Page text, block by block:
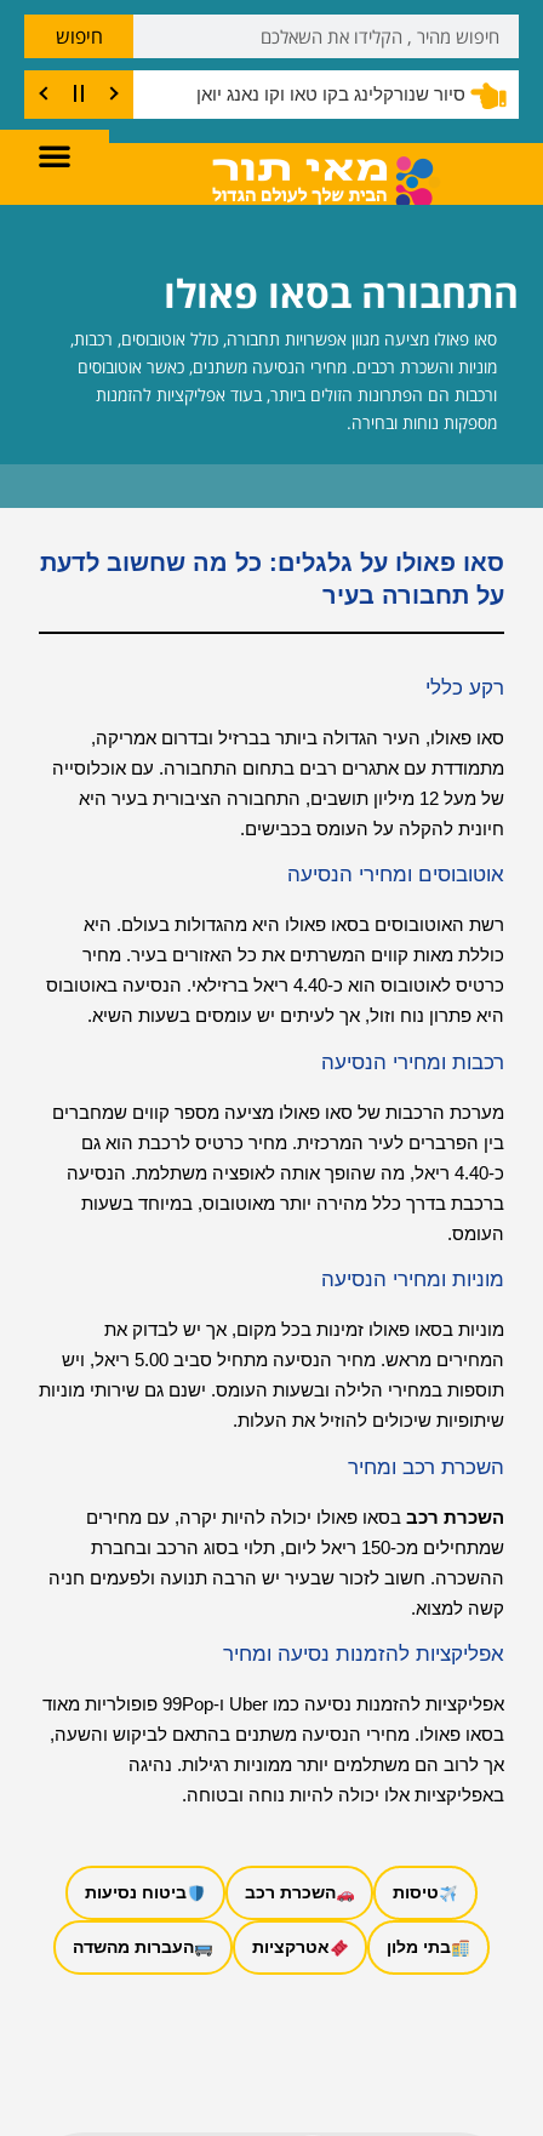
סיור שנורקלינג בקו טאו וקו נאנג יואן
חיפוש
התחבורה בסאו פאולו
סאו פאולו מציעה מגוון אפשרויות תחבורה, כולל אוטובוסים, רכבות,
מוניות והשכרת רכבים. מחירי הנסיעה משתנים, כאשר אוטובוסים
ורכבות הם הפתרונות הזולים ביותר, בעוד אפליקציות להזמנות
מספקות נוחות ובחירה.
סאו פאולו על גלגלים: כל מה שחשוב לדעת
על תחבורה בעיר
רקע כללי
סאו פאולו, העיר הגדולה ביותר בברזיל ובדרום אמריקה,
מתמודדת עם אתגרים רבים בתחום התחבורה. עם אוכלוסייה
של מעל 12 מיליון תושבים, התחבורה הציבורית בעיר היא
חיונית להקלה על העומס בכבישים.
אוטובוסים ומחירי הנסיעה
רשת האוטובוסים בסאו פאולו היא מהגדולות בעולם. היא
כוללת מאות קווים המשרתים את כל האזורים בעיר. מחיר
כרטיס לאוטובוס הוא כ-4.40 ריאל ברזילאי. הנסיעה באוטובוס
היא פתרון נוח וזול, אך לעיתים יש עומסים בשעות השיא.
רכבות ומחירי הנסיעה
מערכת הרכבות של סאו פאולו מציעה מספר קווים שמחברים
בין הפרברים לעיר המרכזית. מחיר כרטיס לרכבת הוא גם
כ-4.40 ריאל, מה שהופך אותה לאופציה משתלמת. הנסיעה
ברכבת בדרך כלל מהירה יותר מאוטובוס, במיוחד בשעות
העומס.
מוניות ומחירי הנסיעה
מוניות בסאו פאולו זמינות בכל מקום, אך יש לבדוק את
המחירים מראש. מחיר הנסיעה מתחיל סביב 5.00 ריאל, ויש
תוספות במחירי הלילה ובשעות העומס. ישנם גם שירותי מוניות
שיתופיות שיכולים להוזיל את העלות.
השכרת רכב ומחיר
השכרת רכב בסאו פאולו יכולה להיות יקרה, עם מחירים
שמתחילים מכ-150 ריאל ליום, תלוי בסוג הרכב ובחברת
ההשכרה. חשוב לזכור שבעיר יש הרבה תנועה ולפעמים חניה
קשה למצוא.
אפליקציות להזמנות נסיעה ומחיר
אפליקציות להזמנות נסיעה כמו Uber ו-99Pop פופולריות מאוד
בסאו פאולו. מחירי הנסיעה משתנים בהתאם לביקוש והשעה,
אך לרוב הם משתלמים יותר ממוניות רגילות. נהיגה
באפליקציות אלו יכולה להיות נוחה ובטוחה.
טיסות השכרת רכב ביטוח נסיעות
בתי מלון אטרקציות העברות מהשדה